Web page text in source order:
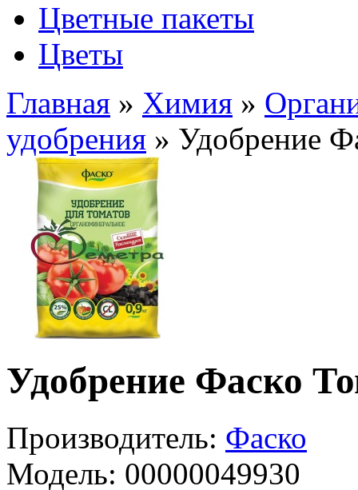
Цветные пакеты
Цветы
Главная » Химия »
удобрения » Удобрение
Удобрение Фаско
Производитель: Фаско
Модель: 00000049930